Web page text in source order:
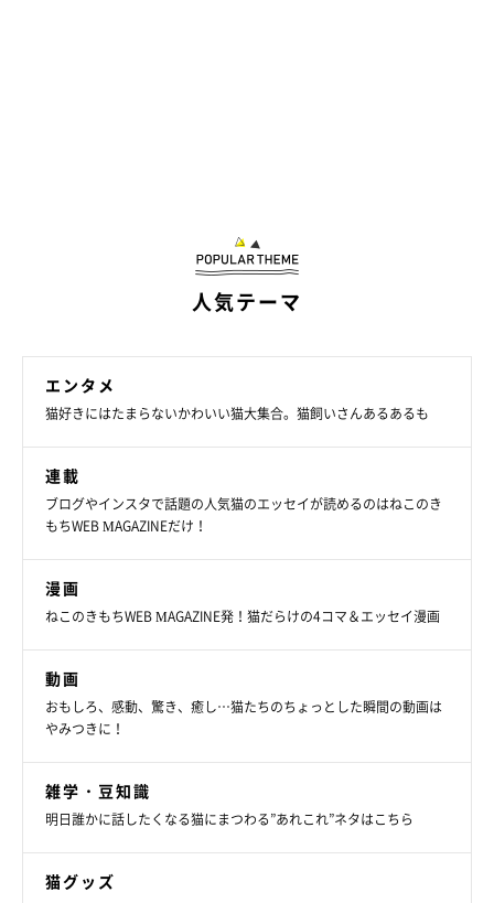
人気テーマ
エンタメ
猫好きにはたまらないかわいい猫大集合。猫飼いさんあるあるも
連載
ブログやインスタで話題の人気猫のエッセイが読めるのはねこのき
もちWEB MAGAZINEだけ！
漫画
ねこのきもちWEB MAGAZINE発！猫だらけの4コマ＆エッセイ漫画
動画
おもしろ、感動、驚き、癒し…猫たちのちょっとした瞬間の動画は
やみつきに！
雑学・豆知識
明日誰かに話したくなる猫にまつわる”あれこれ”ネタはこちら
猫グッズ